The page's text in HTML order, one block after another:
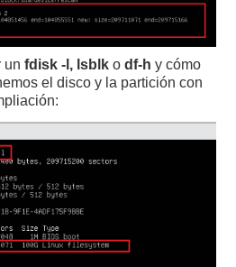
unfdisk -l, lsblko df-hy cómo
el disco y la partición con